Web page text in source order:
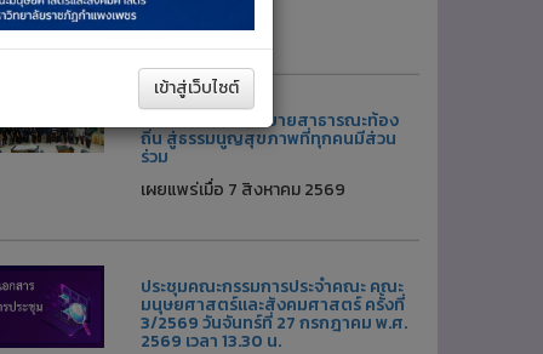
เข้าสู่เว็บไซต์
มูลอื่น ๆ
ร่วมขับเคลื่อนนโยบายสาธารณะท้อง
ถิ่น สู่ธรรมนูญสุขภาพที่ทุกคนมีส่วน
ร่วม
เผยแพร่เมื่อ 7 สิงหาคม 2569
ประชุมคณะกรรมการประจำคณะ คณะ
มนุษยศาสตร์และสังคมศาสตร์ ครั้งที่
3/2569 วันจันทร์ที่ 27 กรกฎาคม พ.ศ.
2569 เวลา 13.30 น.